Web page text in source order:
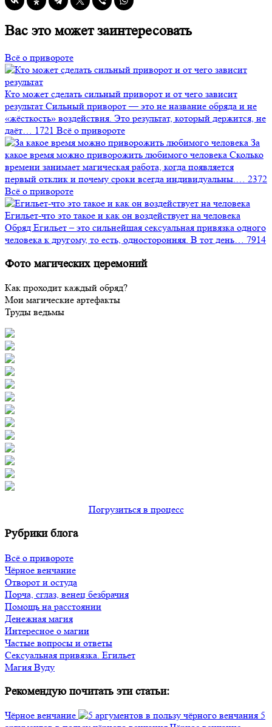
Вас это может заинтересовать
Всё о привороте
Кто может сделать сильный приворот и от чего зависит
результат Сильный приворот — это не название обряда и не
«жёсткость» воздействия. Это результат, который держится, не
даёт… 1721 Всё о привороте
За
какое время можно приворожить любимого человека Сколько
времени занимает магическая работа, когда появляется
первый отклик и почему сроки всегда индивидуальны.… 2372
Всё о привороте
Егильет-что это такое и как он воздействует на человека
Обряд Егильет – это сильнейшая сексуальная привязка одного
человека к другому, то есть, односторонняя. В тот день… 7914
Фото магических церемоний
Как проходит каждый обряд?
Мои магические артефакты
Труды ведьмы
Погрузиться в процесс
Рубрики блога
Всё о привороте
Чёрное венчание
Отворот и остуда
Порча, сглаз, венец безбрачия
Помощь на расстоянии
Денежная магия
Интересное о магии
Частые вопросы и ответы
Сексуальная привязка. Егильет
Магия Вуду
Рекомендую почитать эти статьи:
Чёрное венчание
5